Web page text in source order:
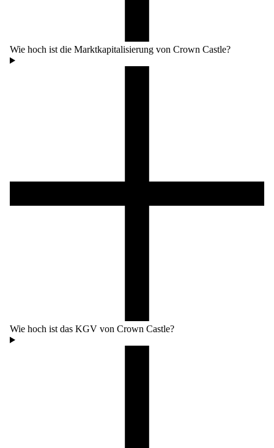
Wie hoch ist die Marktkapitalisierung von Crown Castle?
Wie hoch ist das KGV von Crown Castle?